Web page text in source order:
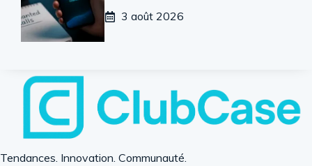
3 août 2026
Tendances. Innovation. Communauté.